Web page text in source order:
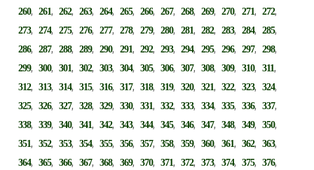
260,261,262,263,264,265,266,267,268,269,270,271,272,
273,274,275,276,277,278,279,280,281,282,283,284,285,
286,287,288,289,290,291,292,293,294,295,296,297,298,
299,300,301,302,303,304,305,306,307,308,309,310,311,
312,313,314,315,316,317,318,319,320,321,322,323,324,
325,326,327,328,329,330,331,332,333,334,335,336,337,
338,339,340,341,342,343,344,345,346,347,348,349,350,
351,352,353,354,355,356,357,358,359,360,361,362,363,
364,365,366,367,368,369,370,371,372,373,374,375,376,